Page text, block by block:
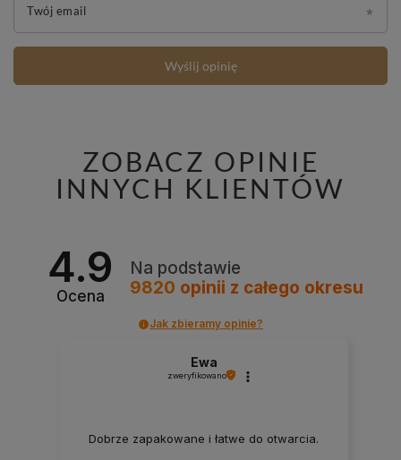
Twój email
Wyślij opinię
ZOBACZ OPINIE
INNYCH KLIENTÓW
4.9
Ocena
Na podstawie
9820 opinii z całego okresu
Jak zbieramy opinie?
Ewa
zweryfikowano
Dobrze zapakowane i łatwe do otwarcia.